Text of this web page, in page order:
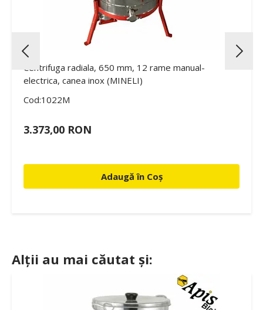
Centrifuga radiala, 650 mm, 12 rame manual-
electrica, canea inox (MINELI)
Cod:1022M
3.373,00 RON
Adaugă în Coș
Alții au mai căutat și: